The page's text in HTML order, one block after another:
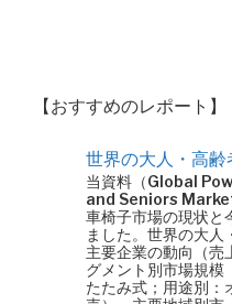
【おすすめのレポート】
世界の大人・高
当資料（Global
and Seniors
車椅子市場の現状と
ました。世界の大人
主要企業の動向（売
グメント別市場規模
たたみ式；用途別：